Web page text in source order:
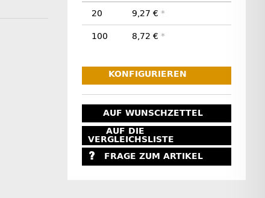
20 9,27 € *
100 8,72 € *
KONFIGURIEREN
AUF WUNSCHZETTEL
AUF DIE
VERGLEICHSLISTE
FRAGE ZUM ARTIKEL